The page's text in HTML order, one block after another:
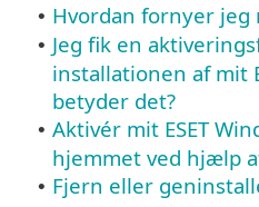
• Hvordan fornyer jeg
• Jeg fik en
installationen af mit
betyder det?
• Aktivér mit ESET
hjemmet ved hjælp
• Fjern eller